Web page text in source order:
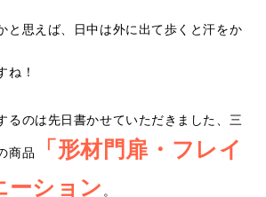
と思えば、日中は外に出て歩くと汗をか
ね！
るのは先日書かせていただきました、三
商品
「形材門扉・フレイ
ーション 。